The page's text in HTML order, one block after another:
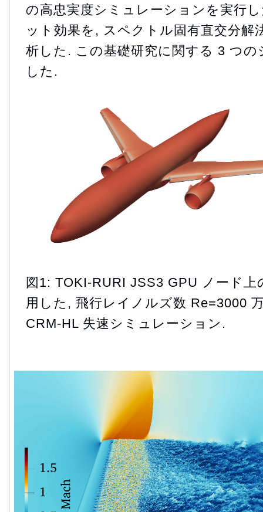
の高忠実度シミュレーションを実行
ット効果を, スペクトル固有直交分解
析した. この基礎研究に関する 3 つの
した.
図1: TOKI-RURI JSS3 GPU ノード上
用した, 飛行レイノルズ数 Re=3000
CRM-HL 失速シミュレーション.